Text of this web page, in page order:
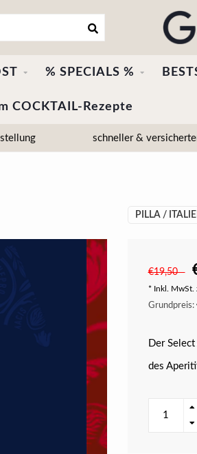
% SPECIALS %
COCKTAIL-Rezepte
schneller &
PILLA /
€19,50
* Inkl. MwSt.
Der
des